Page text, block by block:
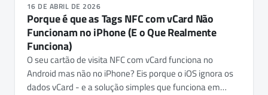
16 DE ABRIL DE 2026
Porque é que as Tags NFC com vCard Não
Funcionam no iPhone (E o Que Realmente
Funciona)
O seu cartão de visita NFC com vCard funciona no
Android mas não no iPhone? Eis porque o iOS ignora os
dados vCard - e a solução simples que funciona em